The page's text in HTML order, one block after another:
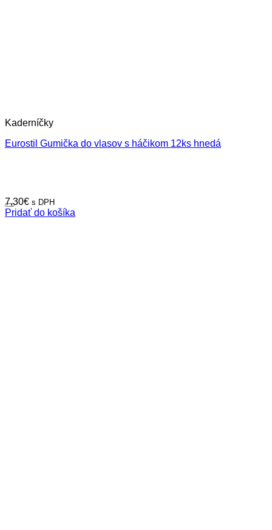
Kaderníčky
Eurostil Gumička do vlasov s háčikom 12ks hnedá
7,30€ s DPH
Pridať do košíka